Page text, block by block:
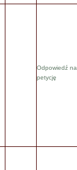
Odpowiedź na
petycję